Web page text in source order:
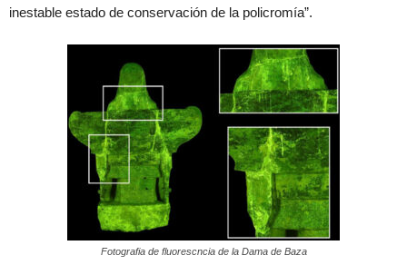
inestable estado de conservación de la policromía”.
Fotografia de fluorescncia de la Dama de Baza